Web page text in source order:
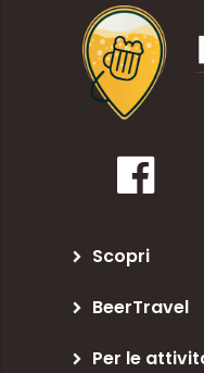
Scopri
BeerTravel
Per le